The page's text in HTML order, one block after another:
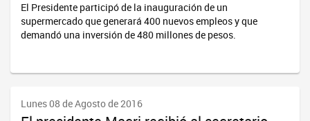
El Presidente participó de la inauguración de un
supermercado que generará 400 nuevos empleos y que
demandó una inversión de 480 millones de pesos.
Lunes 08 de Agosto de 2016